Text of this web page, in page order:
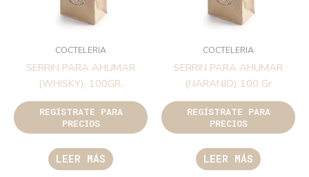
COCTELERIA
SERRIN PARA AHUMAR
(WHISKY), 100GR.
REGÍSTRATE PARA
PRECIOS
LEER MÁS
COCTELERIA
SERRIN PARA AHUMAR
(NARANJO) 100 Gr
REGÍSTRATE PARA
PRECIOS
LEER MÁS